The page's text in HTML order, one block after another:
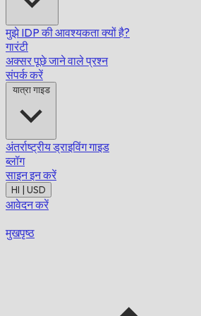
मुझे IDP की आवश्यकता क्यों है?
गारंटी
अक्सर पूछे जाने वाले प्रश्न
संपर्क करें
यात्रा गाइड
अंतर्राष्ट्रीय ड्राइविंग गाइड
ब्लॉग
साइन इन करें
HI | USD
आवेदन करें
मुखपृष्ठ